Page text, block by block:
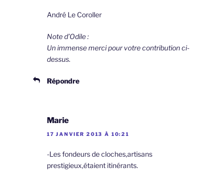
André Le Coroller
Note d’Odile :
Un immense merci pour votre contribution ci-
dessus.
Répondre
Marie
17 JANVIER 2013 À 10:21
-Les fondeurs de cloches,artisans
prestigieux,étaient itinérants.